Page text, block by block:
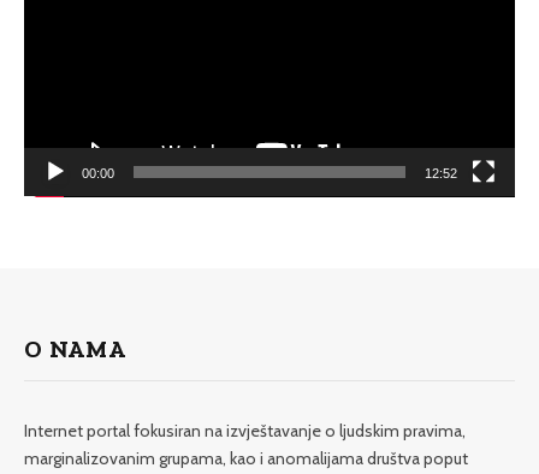
00:00 12:52
O NAMA
Internet portal fokusiran na izvještavanje o ljudskim pravima,
marginalizovanim grupama, kao i anomalijama društva poput